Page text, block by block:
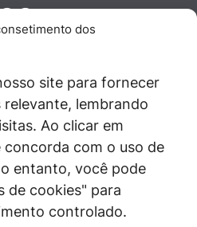
dos
site para fornecer
relevante, lembrando
Ao clicar em
concorda com o uso de
entanto, você pode
de cookies" para
controlado.
os autores e
nacionais, se posicionam
do cotidiano e